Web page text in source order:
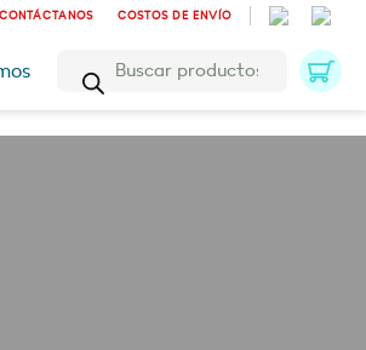
CONTÁCTANOS COSTOS DE ENVÍO
Búsqueda
productos